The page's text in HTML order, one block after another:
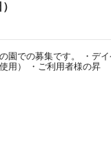
園での募集です。 ・デ
用） ・ご利用者様の昇